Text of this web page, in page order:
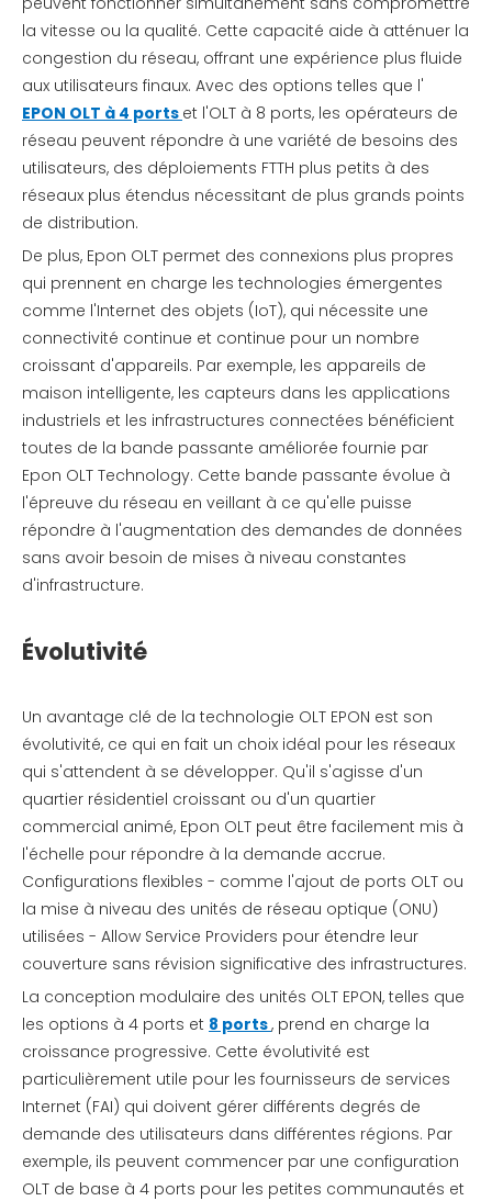
la vitesse ou la qualité. Cette capacité aide à atténuer la
congestion du réseau, offrant une expérience plus fluide
aux utilisateurs finaux. Avec des options telles que l'
EPON OLT à 4 ports et l'OLT à 8 ports, les opérateurs de
réseau peuvent répondre à une variété de besoins des
utilisateurs, des déploiements FTTH plus petits à des
réseaux plus étendus nécessitant de plus grands points
de distribution.
De plus, Epon OLT permet des connexions plus propres
qui prennent en charge les technologies émergentes
comme l'Internet des objets (IoT), qui nécessite une
connectivité continue et continue pour un nombre
croissant d'appareils. Par exemple, les appareils de
maison intelligente, les capteurs dans les applications
industriels et les infrastructures connectées bénéficient
toutes de la bande passante améliorée fournie par
Epon OLT Technology. Cette bande passante évolue à
l'épreuve du réseau en veillant à ce qu'elle puisse
répondre à l'augmentation des demandes de données
sans avoir besoin de mises à niveau constantes
d'infrastructure.
Évolutivité
Un avantage clé de la technologie OLT EPON est son
évolutivité, ce qui en fait un choix idéal pour les réseaux
qui s'attendent à se développer. Qu'il s'agisse d'un
quartier résidentiel croissant ou d'un quartier
commercial animé, Epon OLT peut être facilement mis à
l'échelle pour répondre à la demande accrue.
Configurations flexibles - comme l'ajout de ports OLT ou
la mise à niveau des unités de réseau optique (ONU)
utilisées - Allow Service Providers pour étendre leur
couverture sans révision significative des infrastructures.
La conception modulaire des unités OLT EPON, telles que
les options à 4 ports et 8 ports, prend en charge la
croissance progressive. Cette évolutivité est
particulièrement utile pour les fournisseurs de services
Internet (FAI) qui doivent gérer différents degrés de
demande des utilisateurs dans différentes régions. Par
exemple, ils peuvent commencer par une configuration
OLT de base à 4 ports pour les petites communautés et